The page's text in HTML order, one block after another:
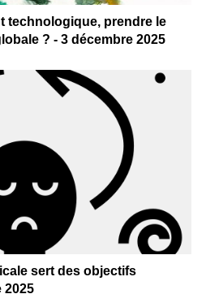
technologique, prendre le
? - 3 décembre 2025
sert des objectifs
2025